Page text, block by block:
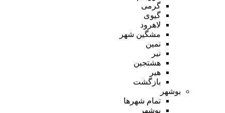
گرمی
گیوی
لاهرود
مشگین شهر
نمین
نیر
هشتجین
هیر
بازگشت
بوشهر
تمام شهر‌ها
بوشهر